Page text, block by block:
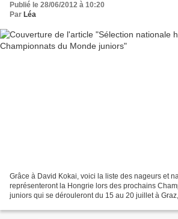
Publié le 28/06/2012 à 10:20
Par Léa
Grâce à David Kokai, voici la liste des nageurs et
représenteront la Hongrie lors des prochains
juniors qui se dérouleront du 15 au 20 juillet à